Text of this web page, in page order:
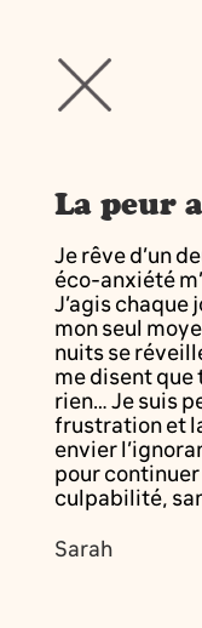
La peur
Je rêve d’un
éco-anxiété
J’agis chaque
mon seul
nuits se
me disent que
rien… Je suis
frustration et
envier
pour
culpabilité,
Sarah